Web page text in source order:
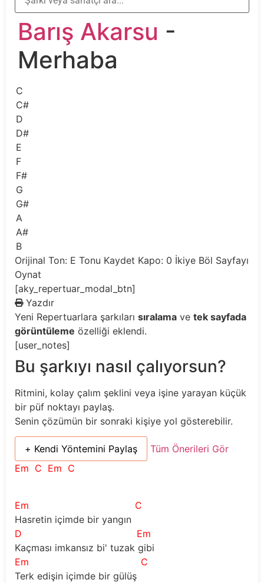
Barış Akarsu -
Merhaba
C
C#
D
D#
E
F
F#
G
G#
A
A#
B
Orijinal Ton: E Tonu Kaydet Kapo: 0 İkiye Böl Sayfayı
Oynat
[aky_repertuar_modal_btn]
Yazdır
Yeni Repertuarlara şarkıları sıralama ve tek sayfada
görüntüleme özelliği eklendi.
[user_notes]
Bu şarkıyı nasıl çalıyorsun?
Ritmini, kolay çalım şeklini veya işine yarayan küçük
bir püf noktayı paylaş.
Senin çözümün bir sonraki kişiye yol gösterebilir.
+ Kendi Yöntemini Paylaş
Tüm Önerileri Gör
Em C Em C
Em
C
Hasretin içimde bir yangın
D
Em
Kaçması imkansız bi' tuzak gibi
Em
C
Terk edişin içimde bir gülüş